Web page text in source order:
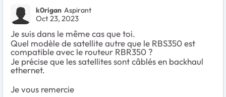
k0rigan Aspirant
Oct 23, 2023
Je suis dans le même cas que toi.
Quel modèle de satellite autre que le RBS350est
compatible avec le routeur RBR350 ?
Je précise que les satellites sont câblés en backhaul
ethernet.
Je vous remercie